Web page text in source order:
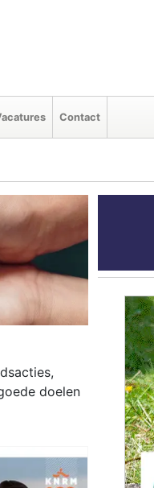
Contact
doelen